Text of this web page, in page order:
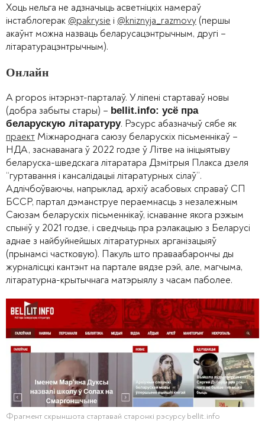
Хоць нельга не адзначыць асветніцкіх намераў
інстаблогерак @pakrysie і @kniznyja_razmovy (першы
акаўнт можна назваць беларусацэнтрычным, другі –
літаратурацэнтрычным).
Онлайн
A propos інтэрнэт-парталаў. У ліпені стартаваў новы
(добра забыты стары) – bellit.info: усё пра
беларускую літаратуру. Рэсурс абазначыў сябе як
праект Міжнароднага саюзу беларускіх пісьменнікаў –
НДА, заснаванага ў 2022 годзе ў Літве на ініцыятыву
беларуска-шведскага літаратара Дзмітрыя Плакса дзеля
“гуртавання і кансалідацыі літаратурных сілаў”.
Адлічбоўваючы, напрыклад, архіў асабовых справаў СП
БССР, партал дэманструе пераемнасць з незалежным
Саюзам беларускіх пісьменнікаў, існаванне якога рэжым
спыніў у 2021 годзе, і сведчыць пра рэлакацыю з Беларусі
аднае з найбуйнейшых літаратурных арганізацыяў
(прынамсі частковую). Пакуль што праваабарончы ды
журналісцкі кантэнт на партале вядзе рэй, але, магчыма,
літаратурна-крытычнага матэрыялу з часам паболее.
Фрагмент скрыншота стартавай старонкі рэсурсу bellit.info